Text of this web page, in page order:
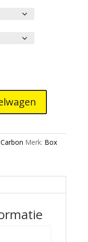
Carbon Merk: Box